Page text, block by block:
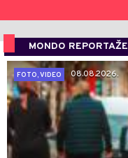
MONDO REPORTAŽE
FOTO, VIDEO
08.08.2026.